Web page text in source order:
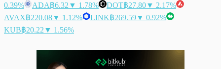
0.39%
ADA฿6.32 ▼ 1.78% DOT฿27.80▼ 2.17%
AVAX฿220.08▼ 1.12% LINK฿269.59▼ 0.92%
KUB฿20.22 ▼ 1.56%